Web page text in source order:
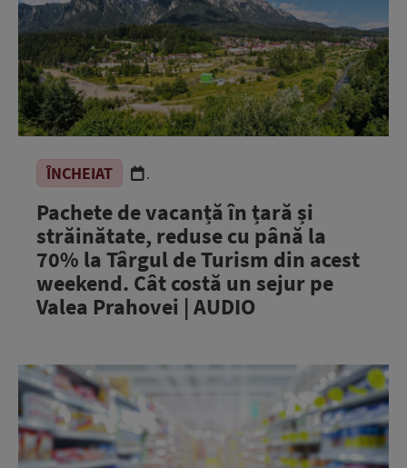
ÎNCHEIAT .
Pachete de vacanță în țară și
străinătate, reduse cu până la
70% la Târgul de Turism din acest
weekend. Cât costă un sejur pe
Valea Prahovei | AUDIO